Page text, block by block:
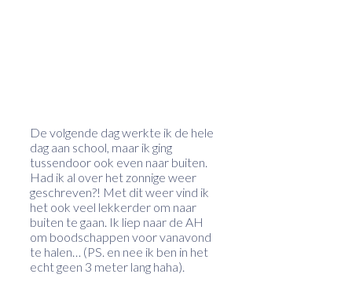
De volgende dag werkte ik de hele
dag aan school, maar ik ging
tussendoor ook even naar buiten.
Had ik al over het zonnige weer
geschreven?! Met dit weer vind ik
het ook veel lekkerder om naar
buiten te gaan. Ik liep naar de AH
om boodschappen voor vanavond
te halen… (PS. en nee ik ben in het
echt geen 3 meter lang haha).